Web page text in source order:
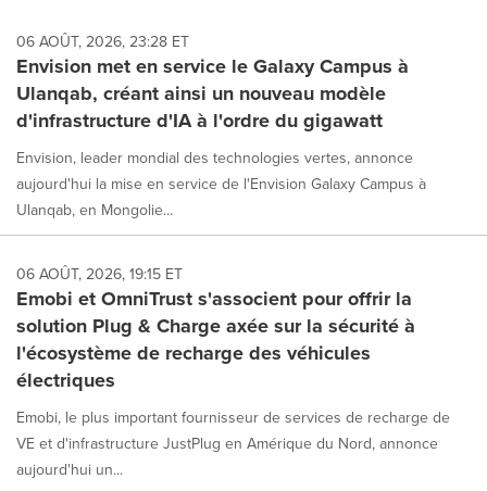
06 AOÛT, 2026, 23:28 ET
Envision met en service le Galaxy Campus à
Ulanqab, créant ainsi un nouveau modèle
d'infrastructure d'IA à l'ordre du gigawatt
Envision, leader mondial des technologies vertes, annonce
aujourd'hui la mise en service de l'Envision Galaxy Campus à
Ulanqab, en Mongolie...
06 AOÛT, 2026, 19:15 ET
Emobi et OmniTrust s'associent pour offrir la
solution Plug & Charge axée sur la sécurité à
l'écosystème de recharge des véhicules
électriques
Emobi, le plus important fournisseur de services de recharge de
VE et d'infrastructure JustPlug en Amérique du Nord, annonce
aujourd'hui un...